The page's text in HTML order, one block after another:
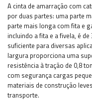
A cinta de amarração com
por duas partes: uma parte
parte mais longa com fita e
incluindo a fita e a fivela, é
suficiente para diversas
largura proporciona uma
resistência à tração de 0,8
com segurança cargas
materiais de construção
transporte.